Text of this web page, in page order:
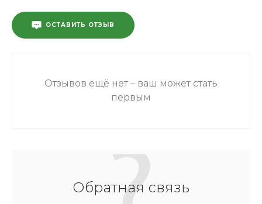
ОСТАВИТЬ ОТЗЫВ
Отзывов ещё нет – ваш может стать
первым
Обратная связь